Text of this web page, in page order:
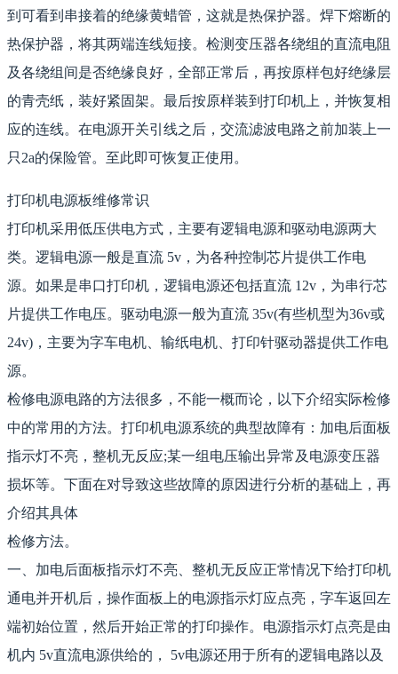
到可看到串接着的绝缘黄蜡管，这就是热保护器。焊下熔断的
热保护器，将其两端连线短接。检测变压器各绕组的直流电阻
及各绕组间是否绝缘良好，全部正常后，再按原样包好绝缘层
的青壳纸，装好紧固架。最后按原样装到打印机上，并恢复相
应的连线。在电源开关引线之后，交流滤波电路之前加装上一
只2a的保险管。至此即可恢复正使用。
打印机电源板维修常识
打印机采用低压供电方式，主要有逻辑电源和驱动电源两大
类。逻辑电源一般是直流 5v，为各种控制芯片提供工作电
源。如果是串口打印机，逻辑电源还包括直流 12v，为串行芯
片提供工作电压。驱动电源一般为直流 35v(有些机型为36v或
24v)，主要为字车电机、输纸电机、打印针驱动器提供工作电
源。
检修电源电路的方法很多，不能一概而论，以下介绍实际检修
中的常用的方法。打印机电源系统的典型故障有：加电后面板
指示灯不亮，整机无反应;某一组电压输出异常及电源变压器
损坏等。下面在对导致这些故障的原因进行分析的基础上，再
介绍其具体
检修方法。
一、加电后面板指示灯不亮、整机无反应正常情况下给打印机
通电并开机后，操作面板上的电源指示灯应点亮，字车返回左
端初始位置，然后开始正常的打印操作。电源指示灯点亮是由
机内 5v直流电源供给的， 5v电源还用于所有的逻辑电路以及